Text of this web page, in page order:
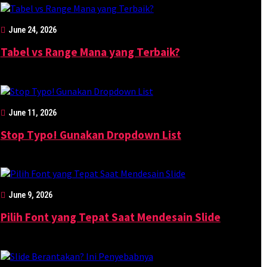
June 24, 2026
Tabel vs Range Mana yang Terbaik?
June 11, 2026
Stop Typo! Gunakan Dropdown List
June 9, 2026
Pilih Font yang Tepat Saat Mendesain Slide